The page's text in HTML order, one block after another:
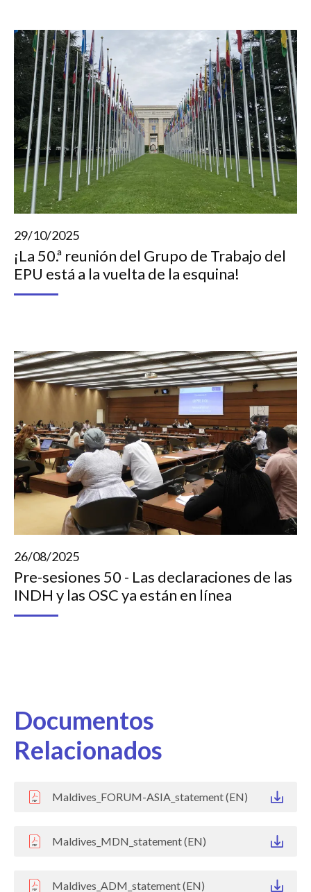
29/10/2025
¡La 50.ª reunión del Grupo de Trabajo del
EPU está a la vuelta de la esquina!
26/08/2025
Pre-sesiones 50 - Las declaraciones de las
INDH y las OSC ya están en línea
Documentos
Relacionados
Maldives_FORUM-ASIA_statement (EN)
Maldives_MDN_statement (EN)
Maldives_ADM_statement (EN)